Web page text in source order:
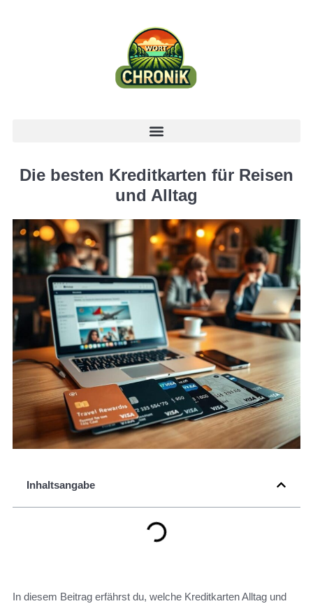
Die besten Kreditkarten für Reisen
und Alltag
Inhaltsangabe
In diesem Beitrag erfährst du, welche Kreditkarten Alltag und